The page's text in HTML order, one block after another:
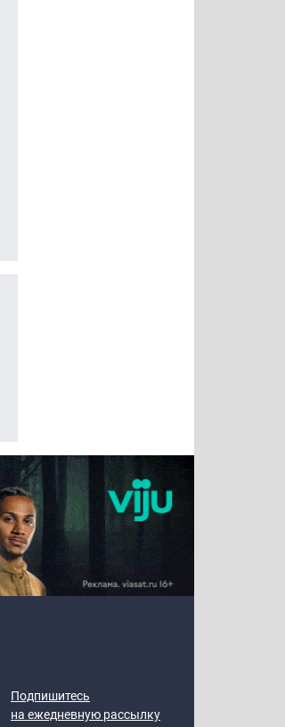
Подпишитесь
на ежедневную рассылку